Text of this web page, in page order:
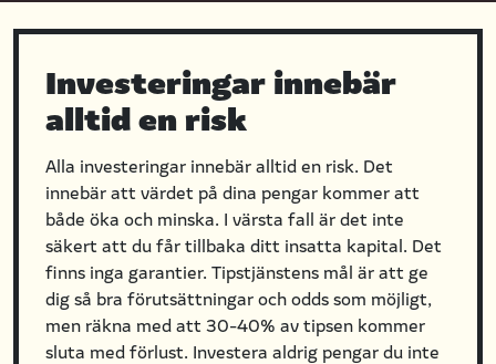
Investeringar innebär
alltid en risk
Alla investeringar innebär alltid en risk. Det
innebär att värdet på dina pengar kommer att
både öka och minska. I värsta fall är det inte
säkert att du får tillbaka ditt insatta kapital. Det
finns inga garantier. Tipstjänstens mål är att ge
dig så bra förutsättningar och odds som möjligt,
men räkna med att 30-40% av tipsen kommer
sluta med förlust. Investera aldrig pengar du inte